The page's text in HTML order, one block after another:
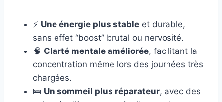
⚡ Une énergie plus stable et durable,
sans effet “boost” brutal ou nervosité.
🧠 Clarté mentale améliorée, facilitant la
concentration même lors des journées très
chargées.
🛌 Un sommeil plus réparateur, avec des